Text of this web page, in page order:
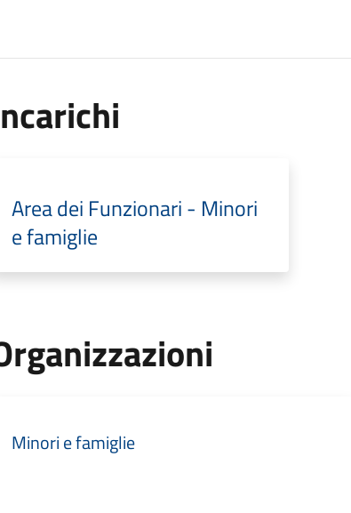
Area dei Funzionari - Minori
e famiglie
Minori e famiglie